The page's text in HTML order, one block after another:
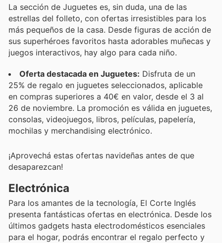
La sección de Juguetes es, sin duda, una de las
estrellas del folleto, con ofertas irresistibles para los
más pequeños de la casa. Desde figuras de acción de
sus superhéroes favoritos hasta adorables muñecas y
juegos interactivos, hay algo para cada niño.
Oferta destacada en Juguetes: Disfruta de un
25% de regalo en juguetes seleccionados, aplicable
en compras superiores a 40€ en valor, desde el 3 al
26 de noviembre. La promoción es válida en juguetes,
consolas, videojuegos, libros, películas, papelería,
mochilas y merchandising electrónico.
¡Aprovechá estas ofertas navideñas antes de que
desaparezcan!
Electrónica
Para los amantes de la tecnología, El Corte Inglés
presenta fantásticas ofertas en electrónica. Desde los
últimos gadgets hasta electrodomésticos esenciales
para el hogar, podrás encontrar el regalo perfecto y